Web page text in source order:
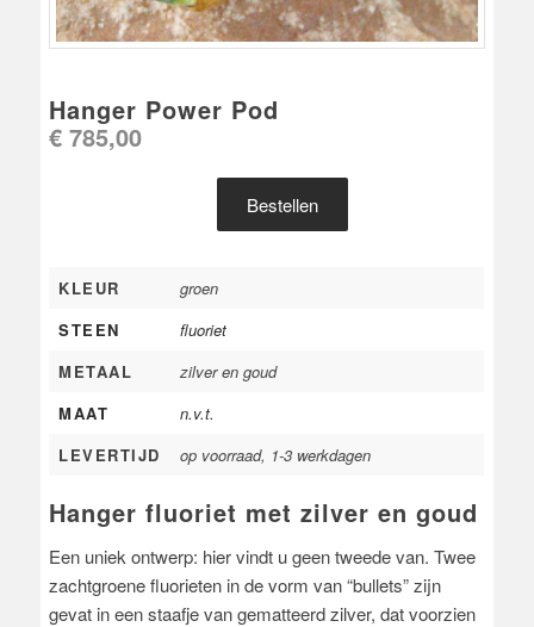
Hanger Power Pod
€ 785,00
Bestellen
KLEUR
groen
STEEN
fluoriet
METAAL
zilver en goud
MAAT
n.v.t.
LEVERTIJD
op voorraad, 1-3 werkdagen
Hanger fluoriet met zilver en goud
Een uniek ontwerp: hier vindt u geen tweede van. Twee
zachtgroene fluorieten in de vorm van “bullets” zijn
gevat in een staafje van gematteerd zilver, dat voorzien